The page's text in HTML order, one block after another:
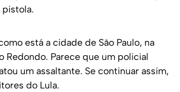
está a cidade de São Paulo, na
Redondo. Parece que um policial
um assaltante. Se continuar assim,
do Lula.